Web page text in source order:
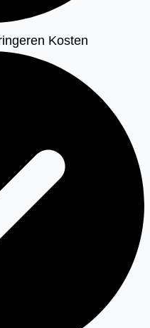
Kosten